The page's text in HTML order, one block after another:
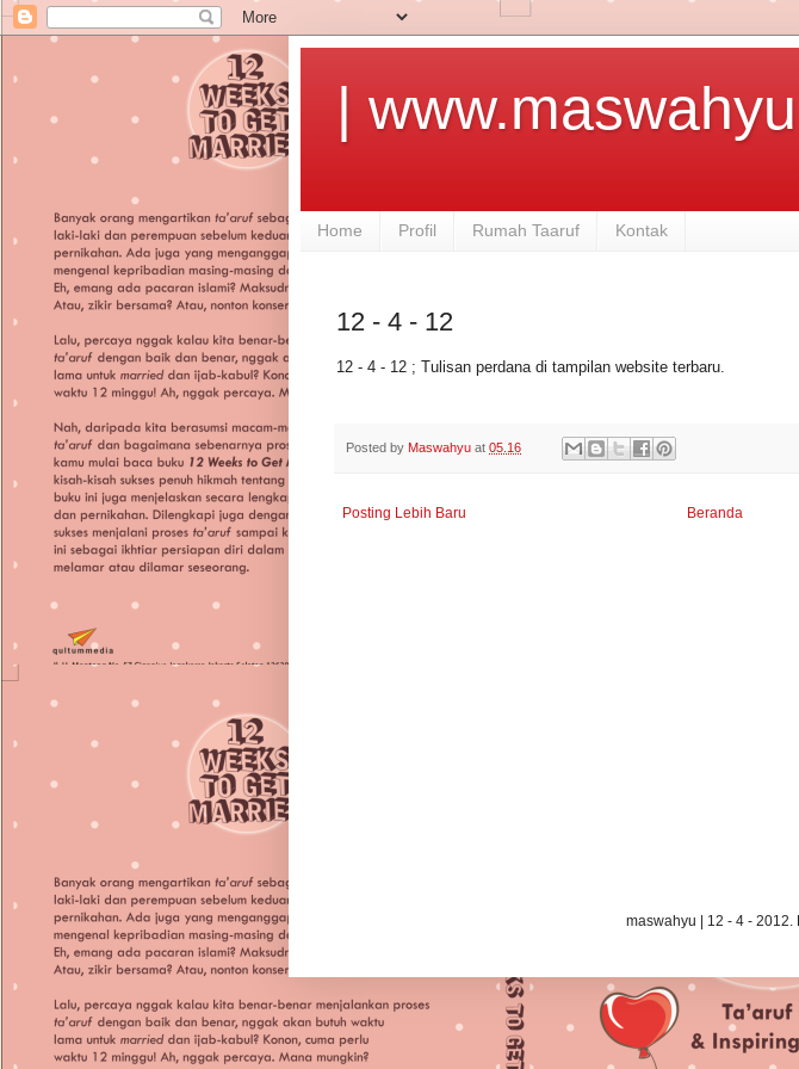
|
Home Profil Rumah Taaruf Kontak
12 - 4 - 12
12 - 4 - 12 ; Tulisan perdana di tampilan website terbaru.
Posted by Maswahyu at 05.16
Posting Lebih Baru Beranda
maswahyu | 12 - 4 -